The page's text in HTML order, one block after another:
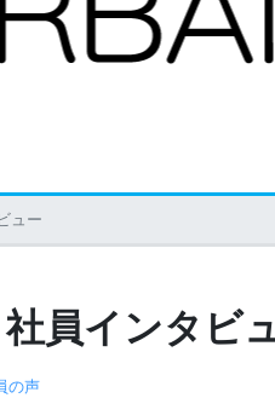
ュー
員インタビ
の声